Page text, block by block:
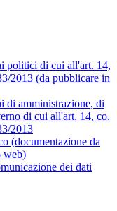
politici di cui all'art. 14,
2013 (da pubblicare in
di amministrazione, di
di cui all'art. 14, co.
2013
(documentazione da
web)
dei dati